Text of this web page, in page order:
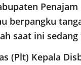
Penajam
berpangku
saat ini
(Plt) Kepala